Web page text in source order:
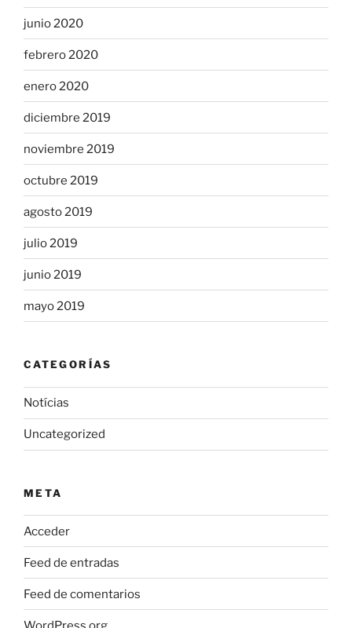
junio 2020
febrero 2020
enero 2020
diciembre 2019
noviembre 2019
octubre 2019
agosto 2019
julio 2019
junio 2019
mayo 2019
CATEGORÍAS
Notícias
Uncategorized
META
Acceder
Feed de entradas
Feed de comentarios